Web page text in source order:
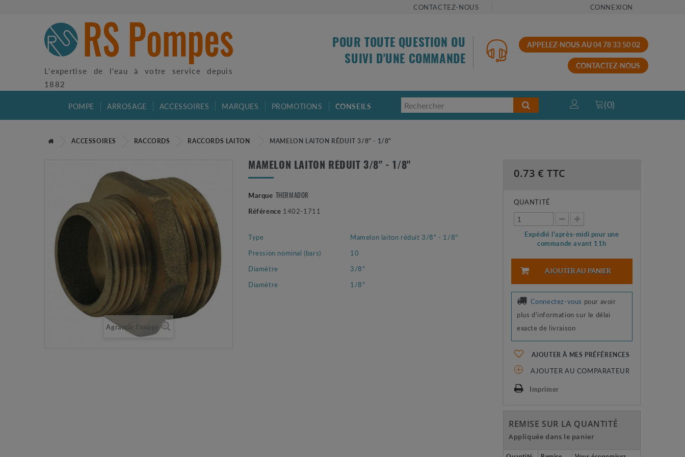
CONTACTEZ-NOUS CONNEXION
L'expertise de l'eau à votre service depuis
1882
POUR TOUTE QUESTION OU
SUIVI D'UNE COMMANDE
APPELEZ-NOUS AU 04 78 33 50 02
CONTACTEZ-NOUS
POMPE ARROSAGE ACCESSOIRES MARQUES PROMOTIONS CONSEILS (0)
ACCESSOIRES RACCORDS RACCORDS LAITON MAMELON LAITON RÉDUIT 3/8" - 1/8"
Agrandir l'image
MAMELON LAITON RÉDUIT 3/8" - 1/8"
Marque THERMADOR
Référence 1402-1711
Type
Mamelon laiton réduit 3/8" - 1/8"
Pression nominal (bars)
10
Diamètre
3/8"
Diamètre
1/8"
0.73 € TTC
QUANTITÉ
Expédié l'après-midi pour une
commande avant 11h
AJOUTER AU PANIER
Connectez-vous pour avoir
plus d'information sur le délai
exacte de livraison
AJOUTER À MES PRÉFÉRENCES
AJOUTER AU COMPARATEUR
Imprimer
REMISE SUR LA QUANTITÉ
Appliquée dans le panier